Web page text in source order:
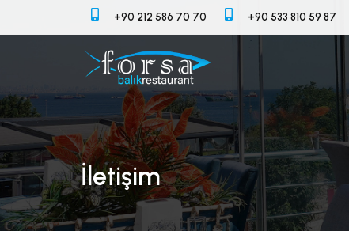
+90 212 586 70 70 +90 533 810 59 87
İletişim